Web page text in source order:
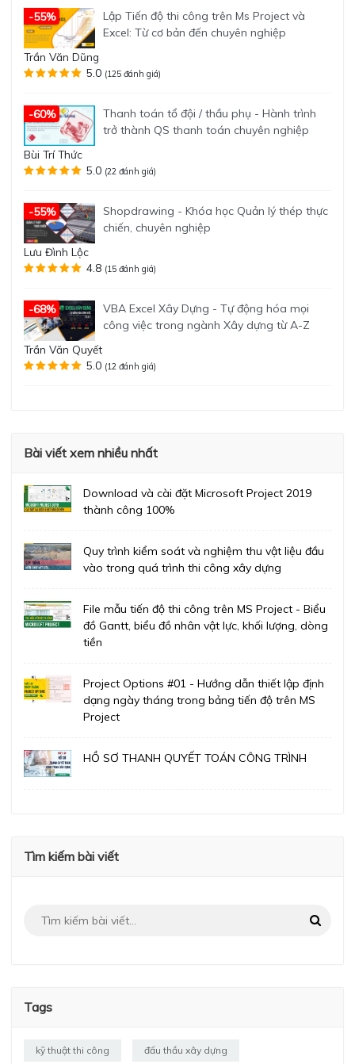
-55%
Lập Tiến độ thi công trên Ms Project và
Excel: Từ cơ bản đến chuyên nghiệp
Trần Văn Dũng
5.0 (125 đánh giá)
-60%
Thanh toán tổ đội / thầu phụ - Hành trình
trở thành QS thanh toán chuyên nghiệp
Bùi Trí Thức
5.0 (22 đánh giá)
-55%
Shopdrawing - Khóa học Quản lý thép thực
chiến, chuyên nghiệp
Lưu Đình Lộc
4.8 (15 đánh giá)
-68%
VBA Excel Xây Dựng - Tự động hóa mọi
công việc trong ngành Xây dựng từ A-Z
Trần Văn Quyết
5.0 (12 đánh giá)
Bài viết xem nhiều nhất
Download và cài đặt Microsoft Project 2019
thành công 100%
Quy trình kiểm soát và nghiệm thu vật liệu đầu
vào trong quá trình thi công xây dựng
File mẫu tiến độ thi công trên MS Project - Biểu
đồ Gantt, biểu đồ nhân vật lực, khối lượng, dòng
tiền
Project Options #01 - Hướng dẫn thiết lập định
dạng ngày tháng trong bảng tiến độ trên MS
Project
HỒ SƠ THANH QUYẾT TOÁN CÔNG TRÌNH
Tìm kiếm bài viết
Tags
kỹ thuật thi công đấu thầu xây dựng